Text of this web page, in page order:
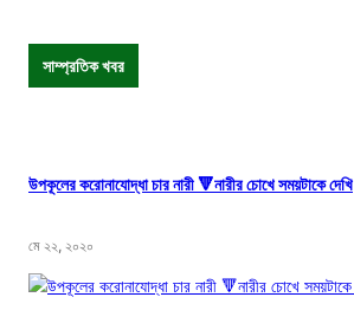
সাম্প্রতিক খবর
উপকূলের করোনাযোদ্ধা চার নারী 🔻নারীর চোখে সময়টাকে দেখি
মে ২২, ২০২০